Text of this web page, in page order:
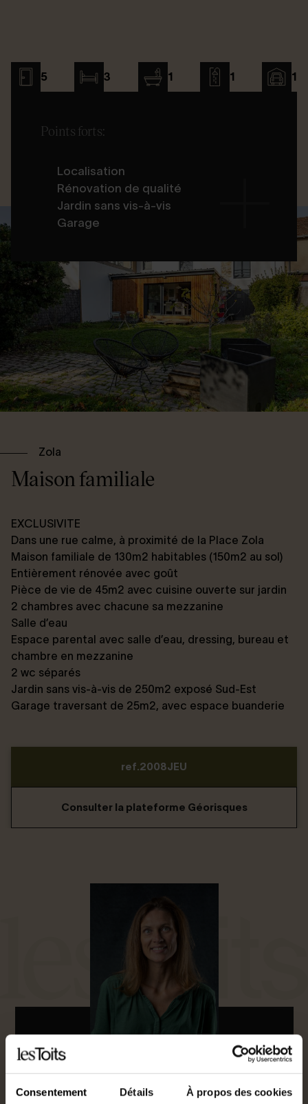
Consentement Détails À propos des cookies
5 3 1 1 1
Points forts:
Localisation
Rénovation de qualité
Jardin sans vis-à-vis
Garage
Zola
Maison familiale
EXCLUSIVITE
Dans une rue calme, à proximité de la Place Zola
Maison familiale de 130m2 habitables (150m2 au sol)
Entièrement rénovée avec goût
Pièce de vie de 45m2 avec cuisine ouverte sur jardin
2 chambres avec chacune sa mezzanine
Salle d’eau
Espace parental avec salle d’eau, dressing, bureau et
chambre en mezzanine
2 wc séparés
Jardin sans vis-à-vis de 250m2 exposé Sud-Est
Garage traversant de 25m2, avec espace buanderie
ref.2008JEU
Consulter la plateforme Géorisques
Agent commercial